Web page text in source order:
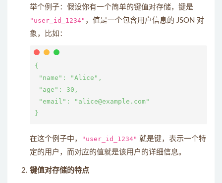
举个例子：假设你有一个简单的键值对存储，键是
"user_id_1234" ，值是一个包含用户信息的 JSON 对
象，比如：
{
"name": "Alice",
"age": 30,
"email": "alice@example.com"
在这个例子中， "user_id_1234" 就是键，表示一个特
定的用户，而对应的值就是该用户的详细信息。
键值对存储的特点